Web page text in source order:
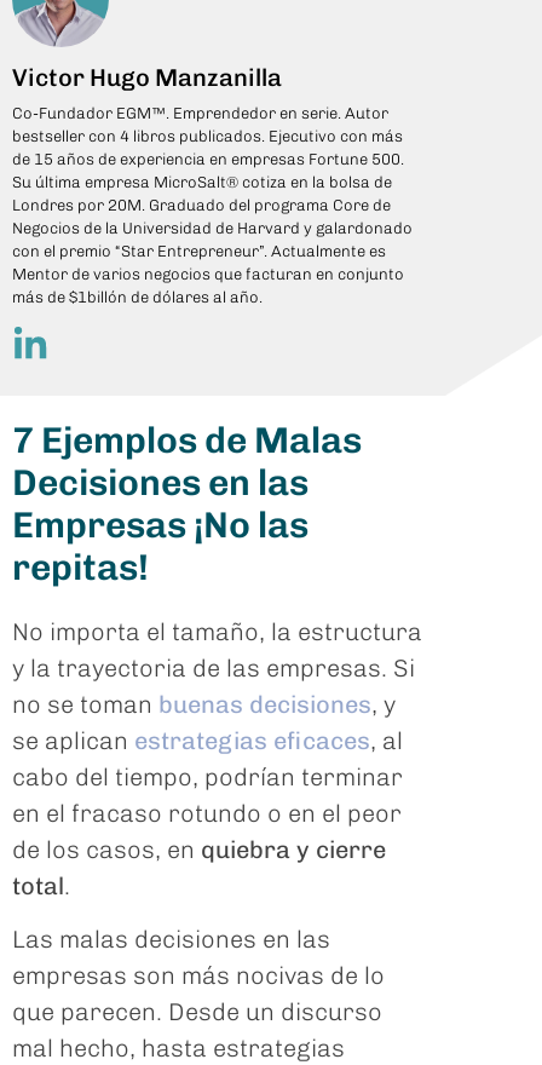
Victor Hugo Manzanilla
Co-Fundador EGM™. Emprendedor en serie. Autor
bestseller con 4 libros publicados. Ejecutivo con más
de 15 años de experiencia en empresas Fortune 500.
Su última empresa MicroSalt® cotiza en la bolsa de
Londres por 20M. Graduado del programa Core de
Negocios de la Universidad de Harvard y galardonado
con el premio “Star Entrepreneur”. Actualmente es
Mentor de varios negocios que facturan en conjunto
más de $1billón de dólares al año.
7 Ejemplos de Malas
Decisiones en las
Empresas ¡No las
repitas!
No importa el tamaño, la estructura
y la trayectoria de las empresas. Si
no se toman buenas decisiones, y
se aplican estrategias eficaces, al
cabo del tiempo, podrían terminar
en el fracaso rotundo o en el peor
de los casos, en quiebra y cierre
total.
Las malas decisiones en las
empresas son más nocivas de lo
que parecen. Desde un discurso
mal hecho, hasta estrategias